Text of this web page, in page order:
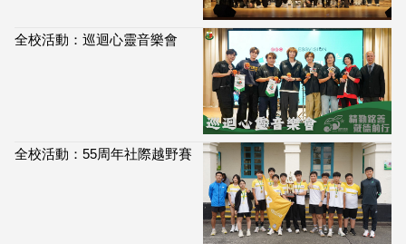
全校活動：巡迴心靈音樂會
全校活動：55周年社際越野賽